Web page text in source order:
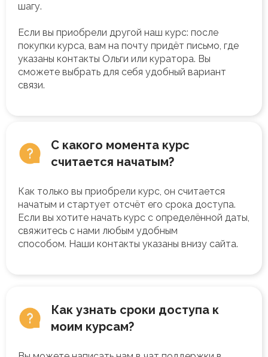
шагу.
Если вы приобрели другой наш курс: после
покупки курса, вам на почту придёт письмо, где
указаны контакты Ольги или куратора. Вы
сможете выбрать для себя удобный вариант
связи.
С какого момента курс
считается начатым?
Как только вы приобрели курс, он считается
начатым и стартует отсчёт его срока доступа.
Если вы хотите начать курс с определённой даты,
свяжитесь с нами любым удобным
способом. Наши контакты указаны внизу сайта.
Как узнать сроки доступа к
моим курсам?